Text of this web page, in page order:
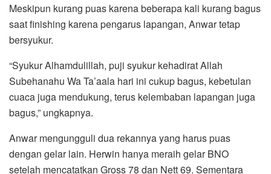
Meskipun kurang puas karena beberapa kali kurang bagus
saat finishing karena pengarus lapangan, Anwar tetap
bersyukur.
“Syukur Alhamdulillah, puji syukur kehadirat Allah
Subehanahu Wa Ta’aala hari ini cukup bagus, kebetulan
cuaca juga mendukung, terus kelembaban lapangan juga
bagus,” ungkapnya.
Anwar mengungguli dua rekannya yang harus puas
dengan gelar lain. Herwin hanya meraih gelar BNO
setelah mencatatkan Gross 78 dan Nett 69. Sementara